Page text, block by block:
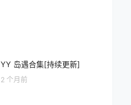
YY 岛遇合集[持续更新]
2 个月前